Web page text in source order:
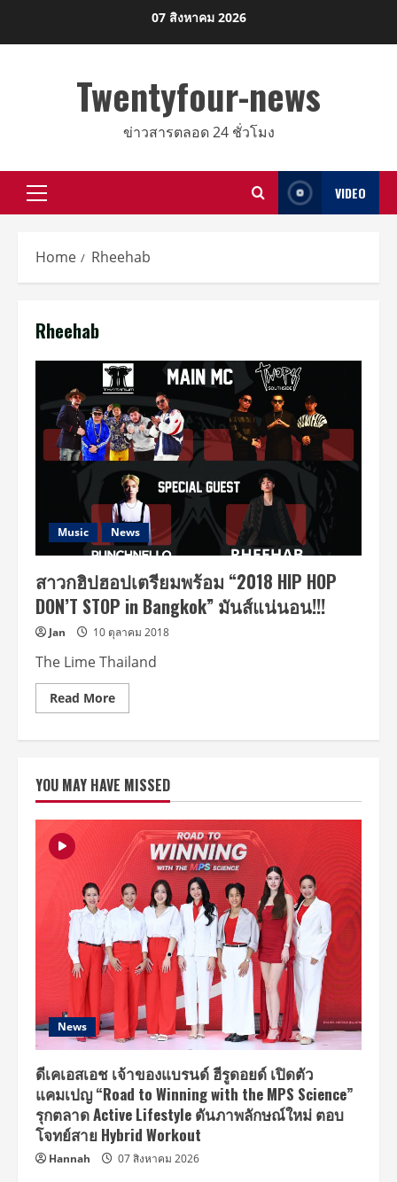
07 สิงหาคม 2026
Twentyfour-news
ข่าวสารตลอด 24 ชั่วโมง
Primary
VIDEO
Home Rheehab
Rheehab
Music News
สาวกฮิปฮอปเตรียมพร้อม “2018 HIP HOP
DON’T STOP in Bangkok” มันส์แน่นอน!!!
Jan 10 ตุลาคม 2018
The Lime Thailand
Read MoreRead
more
พร้อม
“2018
HIP
HOP
DON’T
STOP
in
Bangkok”
มันส์
แน่นอน!!!
YOU MAY HAVE MISSED
News
ดีเคเอสเอช เจ้าของแบรนด์ ฮีรูดอยด์ เปิดตัว
แคมเปญ “Road to Winning with the MPS Science”
รุกตลาด Active Lifestyle ดันภาพลักษณ์ใหม่ ตอบ
โจทย์สาย Hybrid Workout
Hannah 07 สิงหาคม 2026